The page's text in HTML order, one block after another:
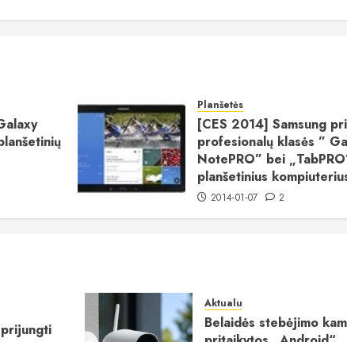
Planšetės
[CES 2014] Samsung
profesionalų klasės ”
NotePRO” bei
planšetinius
2014-01-07 2
Aktualu
Belaidės stebėjimo